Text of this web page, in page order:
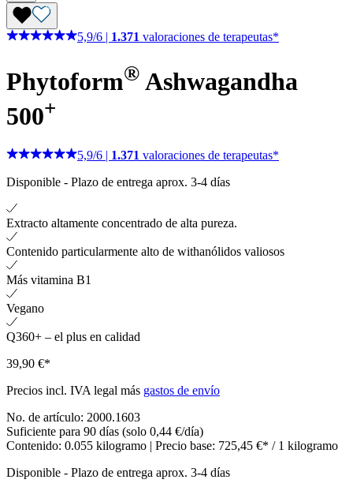
5,9/6 1.371 valoraciones de terapeutas*
Phytoform® Ashwagandha
500+
5,9/6 | 1.371 valoraciones de terapeutas*
Disponible - Plazo de entrega aprox. 3-4 días
Extracto altamente concentrado de alta pureza.
Contenido particularmente alto de withanólidos valiosos
Más vitamina B1
Vegano
Q360+ – el plus en calidad
39,90 €*
Precios incl. IVA legal más gastos de envío
No. de artículo: 2000.1603
Suficiente para 90 días (solo 0,44 €/día)
Contenido: 0.055 kilogramo | Precio base: 725,45 €* / 1 kilogramo
Disponible - Plazo de entrega aprox. 3-4 días